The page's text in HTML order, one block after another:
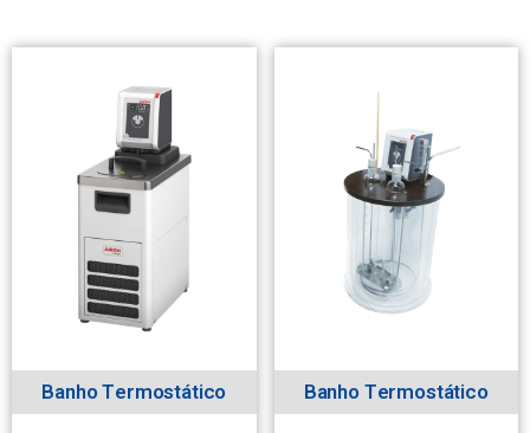
Banho Termostático Banho Termostático